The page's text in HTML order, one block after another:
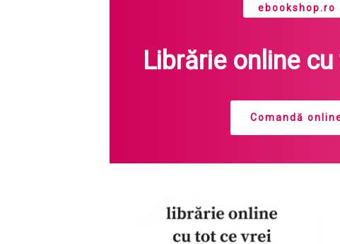
ebookshop.ro
Librărie online
Comandă